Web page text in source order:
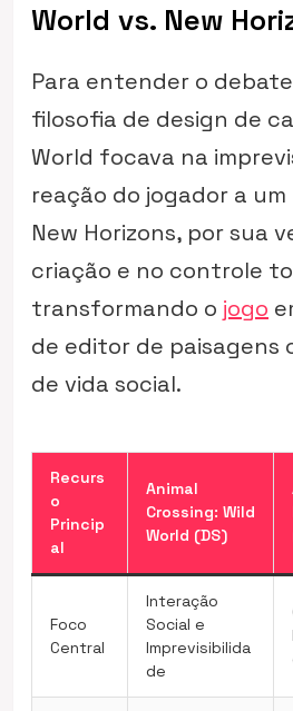
World vs. New
Para entender o
filosofia de design de
World focava na
reação do jogador a
New Horizons, por sua
criação e no controle
transformando o jogo
de editor de paisagens
de vida social.
Recurs
o
Princip
al
Animal
Crossing: Wild
World (DS)
Foco
Central
Interação
Social e
Imprevisibilida
de